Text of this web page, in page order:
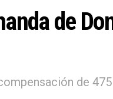
de
de